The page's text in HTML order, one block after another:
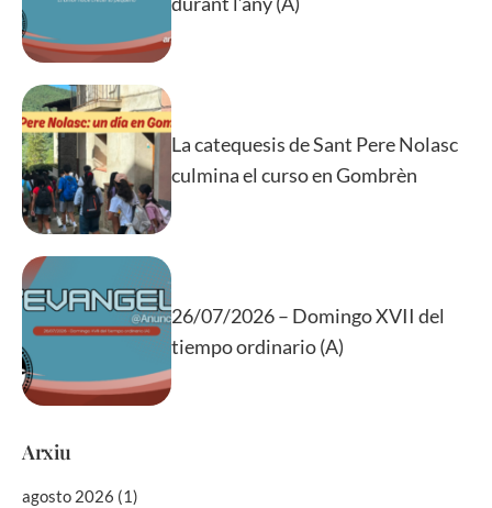
La catequesis de Sant Pere Nolasc
culmina el curso en Gombrèn
26/07/2026 – Domingo XVII del
tiempo ordinario (A)
Arxiu
agosto 2026 (1)